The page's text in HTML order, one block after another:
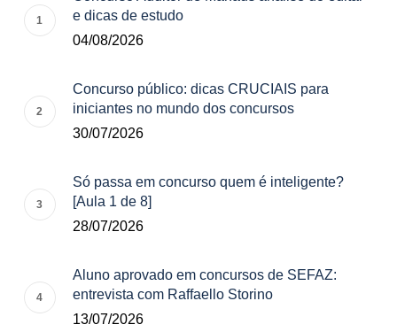
e dicas de estudo
04/08/2026
Concurso público: dicas CRUCIAIS para
iniciantes no mundo dos concursos
30/07/2026
Só passa em concurso quem é inteligente?
[Aula 1 de 8]
28/07/2026
Aluno aprovado em concursos de SEFAZ:
entrevista com Raffaello Storino
13/07/2026